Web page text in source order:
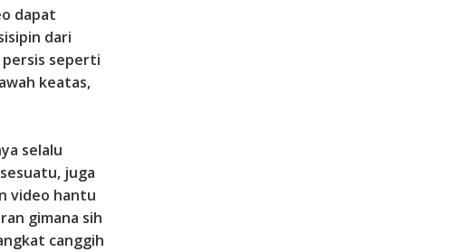
dapat
dari
persis seperti
keatas,
selalu
juga
video hantu
gimana sih
canggih